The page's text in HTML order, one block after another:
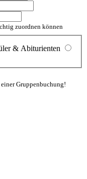
zuordnen können
& Abiturienten
Gruppenbuchung!